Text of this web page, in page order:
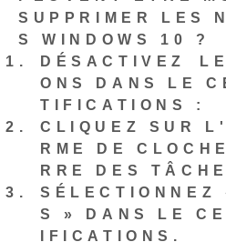
SUPPRIMER LES
S WINDOWS 10 ?
DÉSACTIVEZ⁢
ONS DANS LE
TIFICATIONS :
CLIQUEZ SUR
RME DE
RRE DES
SÉLECTIONNEZ
S » DANS LE
IFICATIONS.